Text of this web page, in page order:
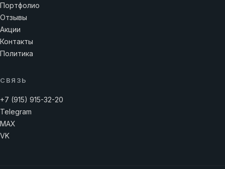
Портфолио
Отзывы
Акции
Контакты
Политика
СВЯЗЬ
+7 (915) 915-32-20
Telegram
MAX
VK